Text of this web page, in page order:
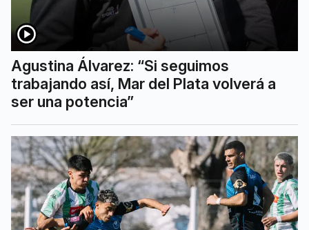
Agustina Álvarez: “Si seguimos
trabajando así, Mar del Plata volverá a
ser una potencia”